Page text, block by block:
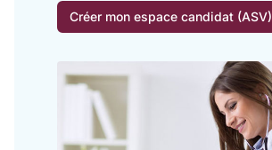
Créer mon espace candidat (ASV)